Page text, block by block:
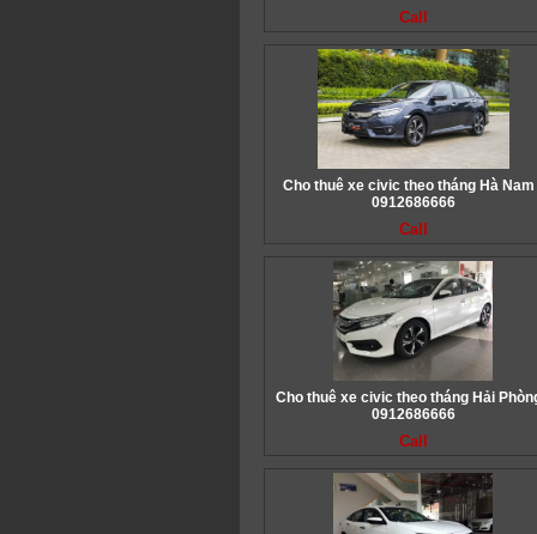
Call
Cho thuê xe civic theo tháng Hà Nam
0912686666
Call
Cho thuê xe civic theo tháng Hải
0912686666
Call